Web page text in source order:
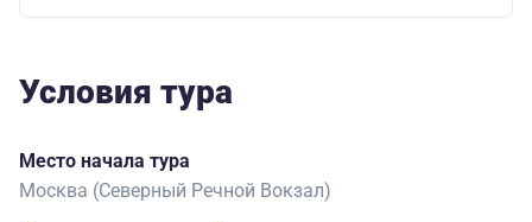
Условия тура
Место начала тура
Москва (Северный Речной Вокзал)